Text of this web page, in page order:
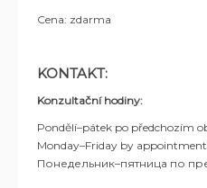
Cena: zdarma
KONTAKT:
Konzultační hodiny:
Pondělí–pátek po předchozím
Monday–Friday by
Понедельник–пятница по